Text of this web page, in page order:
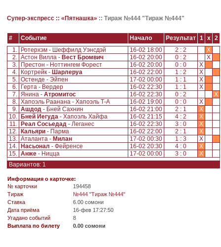
Супер-экспресс :: «Пятнашка» :: Тираж №444 "Тираж №444"
# Событие Начало Результат 1 x
2
1.
Ротерхэм - Шеффилд Уэнcдэй 16-02 18:00 2 : 2
X
2. Астон Вилла - Вест Бромвич 16-02 20:00 0 : 2
X
3.
Престон - Ноттингем Форест 16-02 20:00 0 : 0
X
4.
Кортрейк - Шарлеруа 16-02 22:00 1 : 2
X
5. Остенде - Эйпен 17-02 00:00 1 : 1
X
6.
Герта - Вердер 16-02 22:30 1 : 1
X
7. Янина - Атромитос 16-02 22:30 0 : 2
X
8. Хапоэль Раанана - Хапоэль Т-А 16-02 19:00 0 : 0
X
9. Ашдод - Бней Сахнин 16-02 21:00 2 : 1
X
10.
Бней Иегуда - Хапоэль Хайфа 16-02 21:15 4 : 2
X
11.
Реал Сосьедад - Леганес 16-02 22:30 3 : 0
X
12.
Кальяри - Парма 16-02 22:00 2 : 1
X
13. Аталанта - Милан 17-02 00:30 1 : 3
X
14.
Насьонал - Фейренсе 16-02 20:30 4 : 0
X
15. Анже - Ницца 17-02 00:00 3 : 0
X
Вариантов: 1
Информация о карточке:
№ карточки
194458
Tираж
№444 "Тираж №444"
Ставка
6.00 сомони
Дата приёма
16-фев 17:27:50
Угадано событий
8
Выплата по билету
0.00 сомони